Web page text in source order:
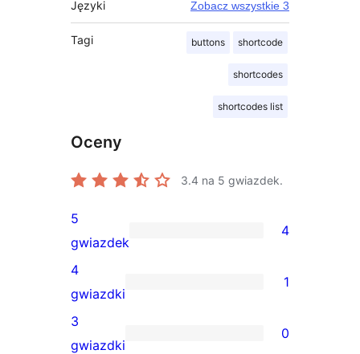
Języki Zobacz wszystkie 3
Tagi buttons shortcode
shortcodes
shortcodes list
Oceny
3.4 na 5 gwiazdek.
4
recenzje
5-
gwiazdkowe
5
gwiazdek
4
1
recenzja
4-
4
gwiazdki
1
0
3
gwiazdki
0